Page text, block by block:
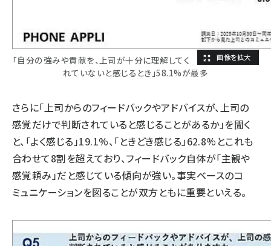
「自分の強みや貢献を、上司が十分に理解してく
れていないと感じるとき」58.1%が最多
さらに「上司からのフィードバックやアドバイスが、上司の
感覚だけで判断されていると感じることがあるか」を聞く
と、「よく感じる」19.1%、「ときどき感じる」62.8%とこれも
合わせて8割を超えており、フィードバック自体が「主観や
感覚頼み」だと感じている傾向が強い。事実ベースのコ
ミュニケーションを図ることが双方ともに重要といえる。